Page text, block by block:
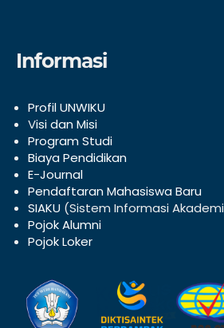
Informasi
Profil UNWIKU
Visi dan Misi
Program Studi
Biaya Pendidikan
E-Journal
Pendaftaran Mahasiswa Baru
SIAKU (Sistem Informasi
Pojok Alumni
Pojok Loker